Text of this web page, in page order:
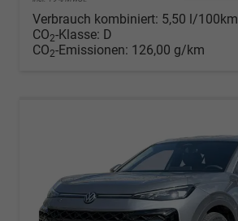
Verbrauch kombiniert: 5,50 l/100km
CO2-Klasse: D
CO2-Emissionen: 126,00 g/km